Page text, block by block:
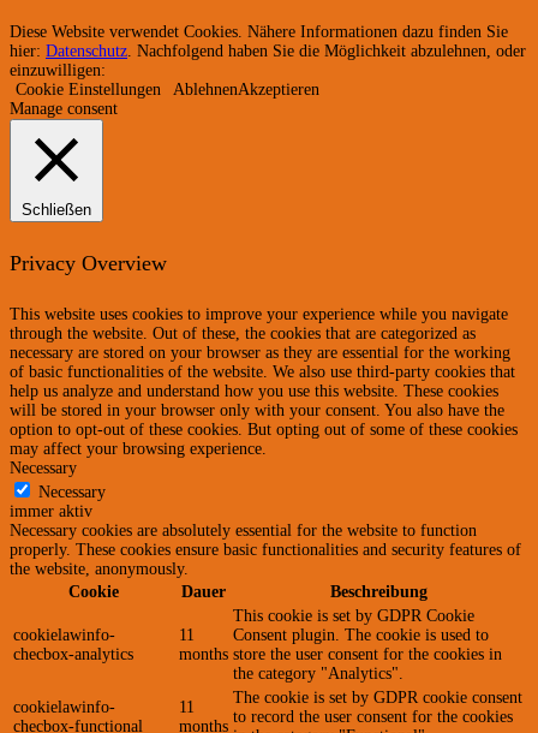
Diese Website verwendet Cookies. Nähere Informationen dazu finden Sie
hier: Datenschutz. Nachfolgend haben Sie die Möglichkeit abzulehnen, oder
einzuwilligen:
Cookie Einstellungen
AblehnenAkzeptieren
Manage consent
Schließen
Privacy Overview
This website uses cookies to improve your experience while you navigate
through the website. Out of these, the cookies that are categorized as
necessary are stored on your browser as they are essential for the working
of basic functionalities of the website. We also use third-party cookies that
help us analyze and understand how you use this website. These cookies
will be stored in your browser only with your consent. You also have the
option to opt-out of these cookies. But opting out of some of these cookies
may affect your browsing experience.
Necessary
Necessary
immer aktiv
Necessary cookies are absolutely essential for the website to function
properly. These cookies ensure basic functionalities and security features of
the website, anonymously.
Cookie
Dauer Beschreibung
cookielawinfo-
checbox-analytics
11
months
This cookie is set by GDPR Cookie
Consent plugin. The cookie is used to
store the user consent for the cookies in
the category "Analytics".
cookielawinfo-
checbox-functional
11
months
The cookie is set by GDPR cookie consent
to record the user consent for the cookies